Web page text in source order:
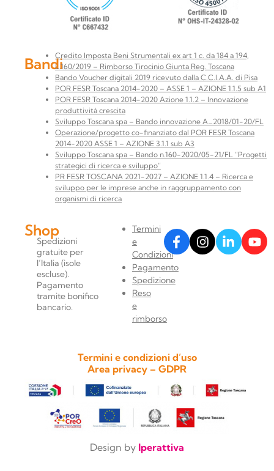
BandiCredito Imposta Beni Strumentali ex art 1 c. da 184 a 194,
L.160/2019 – Rimborso Tirocinio Giunta Reg. Toscana
Bando Voucher digitali 2019 ricevuto dalla C.C.I.A.A. di Pisa
POR FESR Toscana 2014-2020 – ASSE 1 – AZIONE 1.1.5 sub A1
POR FESR Toscana 2014-2020 Azione 1.1.2 – Innovazione
produttività crescita
Sviluppo Toscana spa – Bando innovazione A_2018/01-20/FL
Operazione/progetto co-finanziato dal POR FESR Toscana
2014-2020 ASSE 1 – AZIONE 3.1.1 sub A3
Sviluppo Toscana spa – Bando n.160-2020/05-21/FL “Progetti
strategici di ricerca e sviluppo”
PR FESR TOSCANA 2021-2027 – AZIONE 1.1.4 – Ricerca e
sviluppo per le imprese anche in raggruppamento con
organismi di ricerca
Shop
Spedizioni
gratuite per
l’Italia (isole
escluse).
Pagamento
tramite bonifico
bancario.
Termini
e
Condizioni
Pagamento
Spedizione
Reso
e
rimborso
Termini e condizioni d’uso
Area privacy – GDPR
Design by Iperattiva